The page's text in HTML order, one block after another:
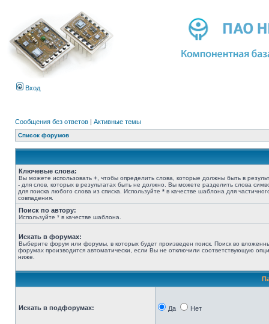
Вход
Сообщения без ответов | Активные темы
Список форумов
Ключевые слова:
Вы можете использовать + , чтобы определить слова, которые должны быть в
- для слов, которых в результатах быть не должно. Вы можете разделить слова
для поиска любого слова из списка. Используйте * в качестве шаблона для
совпадения.
Поиск по автору:
Используйте * в качестве шаблона.
Искать в форумах:
Выберите форум или форумы, в которых будет произведен поиск. Поиск во
форумах производится автоматически, если Вы не отключили соответствующую
ниже.
Искать в подфорумах: Да Нет